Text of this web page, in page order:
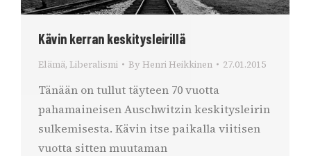
Kävin kerran keskitysleirillä
Elämä, Liberalismi By Henri Heikkinen 27.01.2015
Tänään on tullut täyteen 70 vuotta
pahamaineisen Auschwitzin keskitysleirin
sulkemisesta. Kävin itse paikalla viitisen
vuotta sitten muutaman